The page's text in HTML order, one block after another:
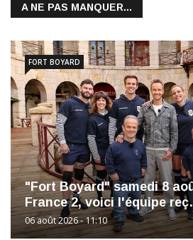
A NE PAS MANQUER...
"Fort Boyard" samedi 8
France 2, voici l'équipe
06 août 2026 - 11:10
FORT BOYARD